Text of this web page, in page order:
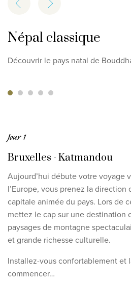
Népal classique
Découvrir le pays natal de
Jour 1
Bruxelles - Katmandou
Aujourd’hui débute votre voyage
l’Europe, vous prenez la direction
capitale animée du pays. Lors de
mettez le cap sur une destination
paysages de montagne
et grande richesse culturelle.
Installez-vous confortablement et
commencer…